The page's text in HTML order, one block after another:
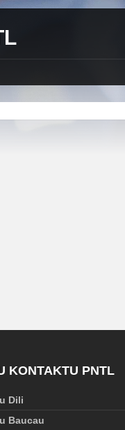
KONTAKTU PNTL
Dili
Baucau